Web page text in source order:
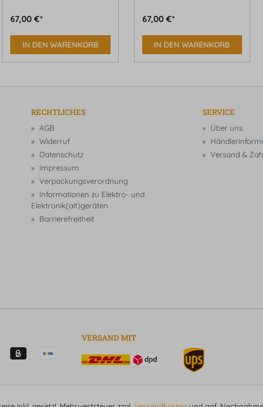
67,00 €*
IN DEN WARENKORB
67,00 €*
IN DEN WARENKORB
RECHTLICHES
AGB
Widerruf
Datenschutz
Impressum
Verpackungsverordnung
Informationen zu Elektro- und
Elektronik(alt)geräten
Barrierefreitheit
SERVICE
Über uns
Versand &
VERSAND MIT